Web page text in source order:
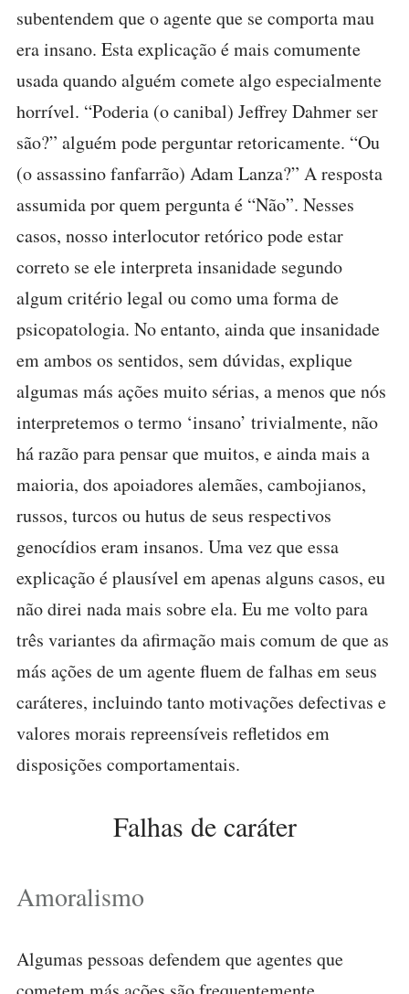
subentendem que o agente que se comporta mau
era insano. Esta explicação é mais comumente
usada quando alguém comete algo especialmente
horrível. “Poderia (o canibal) Jeffrey Dahmer ser
são?” alguém pode perguntar retoricamente. “Ou
(o assassino fanfarrão) Adam Lanza?” A resposta
assumida por quem pergunta é “Não”. Nesses
casos, nosso interlocutor retórico pode estar
correto se ele interpreta insanidade segundo
algum critério legal ou como uma forma de
psicopatologia. No entanto, ainda que insanidade
em ambos os sentidos, sem dúvidas, explique
algumas más ações muito sérias, a menos que nós
interpretemos o termo ‘insano’ trivialmente, não
há razão para pensar que muitos, e ainda mais a
maioria, dos apoiadores alemães, cambojianos,
russos, turcos ou hutus de seus respectivos
genocídios eram insanos. Uma vez que essa
explicação é plausível em apenas alguns casos, eu
não direi nada mais sobre ela. Eu me volto para
três variantes da afirmação mais comum de que as
más ações de um agente fluem de falhas em seus
caráteres, incluindo tanto motivações defectivas e
valores morais repreensíveis refletidos em
disposições comportamentais.
Falhas de caráter
Amoralismo
Algumas pessoas defendem que agentes que